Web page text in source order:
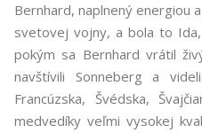
Bernhard, naplnený energiou
svetovej vojny, a bola to
pokým sa Bernhard vrátil
navštívili Sonneberg a
Francúzska, Švédska,
medvedíky veľmi vysokej